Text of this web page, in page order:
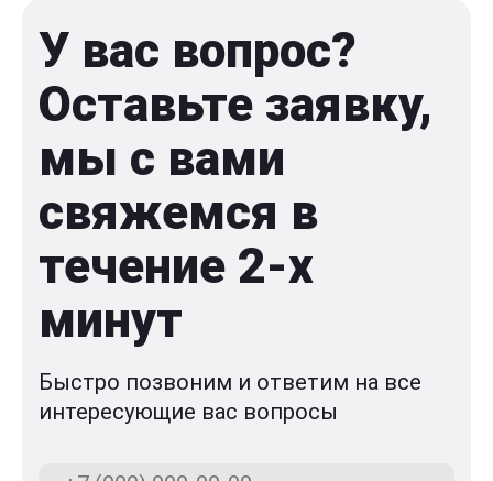
У вас вопрос?
Оставьте заявку,
мы с вами
свяжемся в
течение 2-x
минут
Быстро позвоним и ответим на все
интересующие вас вопросы